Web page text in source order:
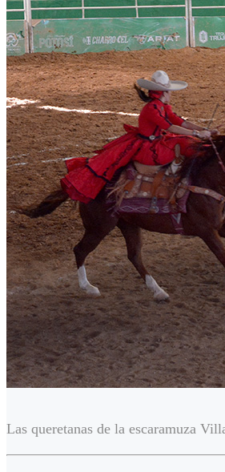
Las queretanas de la escaramuza